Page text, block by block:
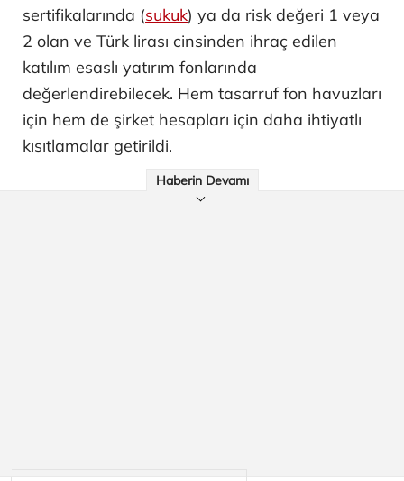
sertifikalarında (sukuk) ya da risk değeri 1 veya
2 olan ve Türk lirası cinsinden ihraç edilen
katılım esaslı yatırım fonlarında
değerlendirebilecek. Hem tasarruf fon havuzları
için hem de şirket hesapları için daha ihtiyatlı
kısıtlamalar getirildi.
Haberin Devamı